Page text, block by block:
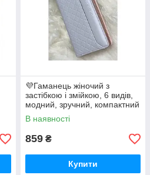
💜Гаманець жіночий з
застібкою і змійкою, 6 видів,
модний, зручний, компактний
В наявності
859 ₴
Купити